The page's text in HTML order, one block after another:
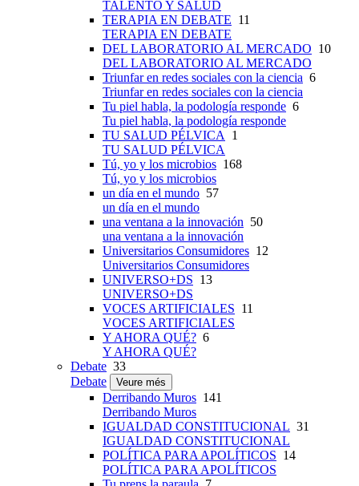
TALENTO Y SALUD
TERAPIA EN DEBATE 11
TERAPIA EN DEBATE
DEL LABORATORIO AL MERCADO 10
DEL LABORATORIO AL MERCADO
Triunfar en redes sociales con la ciencia 6
Triunfar en redes sociales con la ciencia
Tu piel habla, la podología responde 6
Tu piel habla, la podología responde
TU SALUD PÉLVICA 1
TU SALUD PÉLVICA
Tú, yo y los microbios 168
Tú, yo y los microbios
un día en el mundo 57
un día en el mundo
una ventana a la innovación 50
una ventana a la innovación
Universitarios Consumidores 12
Universitarios Consumidores
UNIVERSO+DS 13
UNIVERSO+DS
VOCES ARTIFICIALES 11
VOCES ARTIFICIALES
Y AHORA QUÉ? 6
Y AHORA QUÉ?
Debate 33
Debate
Veure més
Derribando Muros 141
Derribando Muros
IGUALDAD CONSTITUCIONAL 31
IGUALDAD CONSTITUCIONAL
POLÍTICA PARA APOLÍTICOS 14
POLÍTICA PARA APOLÍTICOS